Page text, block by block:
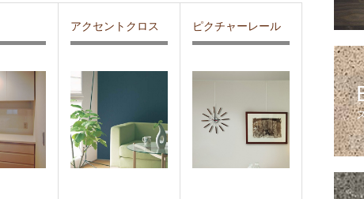
アクセントクロス ピクチャーレール